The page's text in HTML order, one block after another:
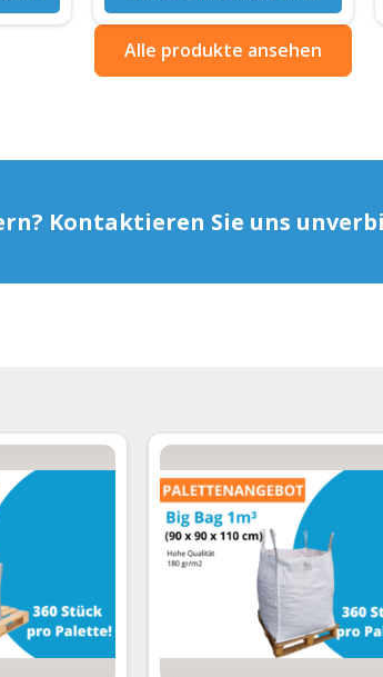
Alle produkte ansehen
Kontaktieren Sie uns